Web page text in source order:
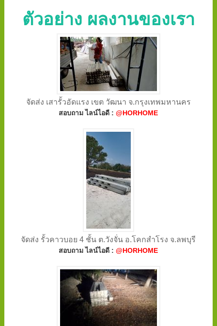
ตัวอย่าง ผลงานของเรา
จัดส่ง เสารั้วอัดแรง เขต วัฒนา จ.กรุงเทพมหานคร
สอบถาม ไลน์ไอดี :@HORHOME
จัดส่ง รั้วคาวบอย 4 ชั้น ต.วังจั่น อ.โคกสำโรง จ.ลพบุรี
สอบถาม ไลน์ไอดี :@HORHOME